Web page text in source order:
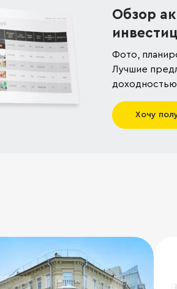
Обзор
Фото,
Лучшие
доходностью
Хочу